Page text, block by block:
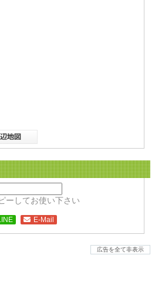
ーしてお使い下さい
E-Mail
広告を全て非表示